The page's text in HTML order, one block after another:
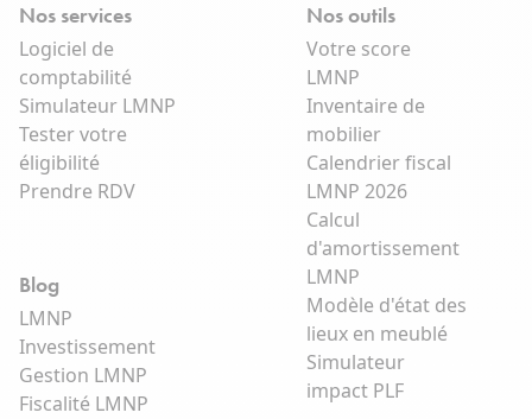
Nos services
Logiciel de
comptabilité
Simulateur LMNP
Tester votre
éligibilité
Prendre RDV
Nos outils
Votre score
LMNP
Inventaire de
mobilier
Calendrier fiscal
LMNP 2026
Calcul
d'amortissement
LMNP
Modèle d'état des
lieux en meublé
Simulateur
impact PLF
Blog
LMNP
Investissement
Gestion LMNP
Fiscalité LMNP